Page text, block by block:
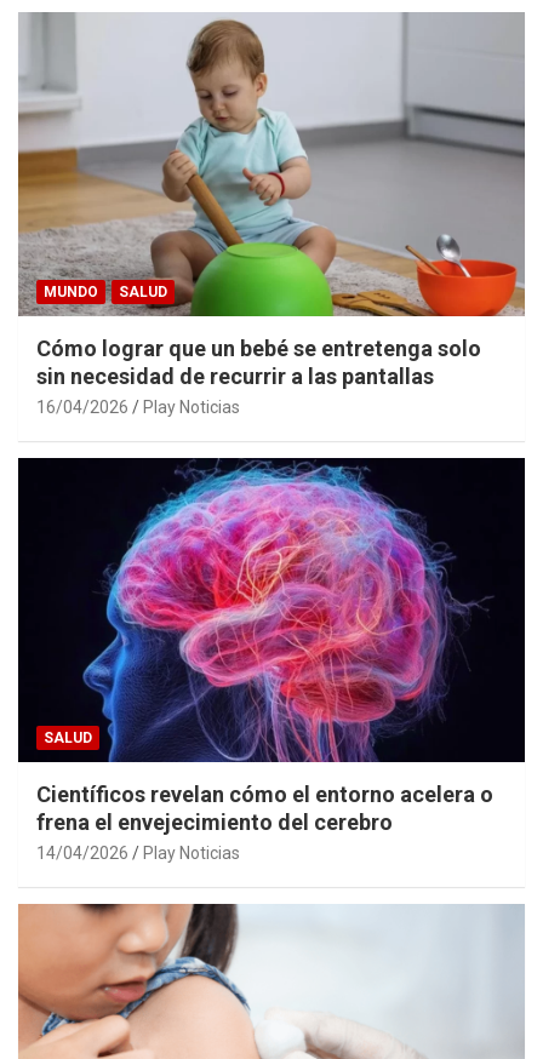
MUNDO SALUD
Cómo lograr que un bebé se entretenga solo
sin necesidad de recurrir a las pantallas
16/04/2026 Play Noticias
SALUD
Científicos revelan cómo el entorno acelera o
frena el envejecimiento del cerebro
14/04/2026 Play Noticias